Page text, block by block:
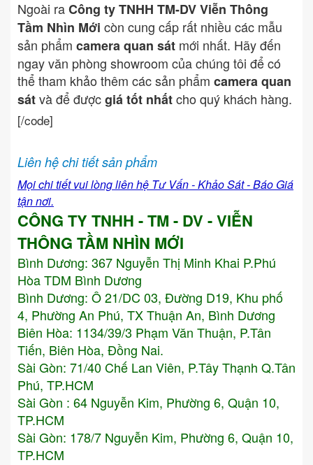
Ngoài raCông ty TNHH TM-DV Viễn Thông
Tầm Nhìn Mới còn cung cấp rất nhiều các mẫu
sản phẩm camera quan sát mới nhất. Hãy đến
ngay văn phòng showroom của chúng tôi để có
thể tham khảo thêm các sản phẩm camera quan
sátvà để đượcgiá tốt nhấtcho quý khách hàng.
[/code]
Liên hệ chi tiết sản phẩm
Mọi chi tiết vui lòng liên hệ Tư Vấn - Khảo Sát - Báo Giá
tận nơi.
CÔNG TY TNHH - TM - DV - VIỄN
THÔNG TẦM NHÌN MỚI
Bình Dương: 367 Nguyễn Thị Minh Khai P.Phú
Hòa TDM Bình Dương
Bình Dương: Ô 21/DC 03, Đường D19, Khu phố
4, Phường An Phú, TX Thuận An, Bình Dương
Biên Hòa: 1134/39/3 Phạm Văn Thuận, P.Tân
Tiến, Biên Hòa, Đồng Nai.
Sài Gòn: 71/40 Chế Lan Viên, P.Tây Thạnh Q.Tân
Phú, TP.HCM
Sài Gòn : 64 Nguyễn Kim, Phường 6, Quận 10,
TP.HCM
Sài Gòn: 178/7 Nguyễn Kim, Phường 6, Quận 10,
TP.HCM